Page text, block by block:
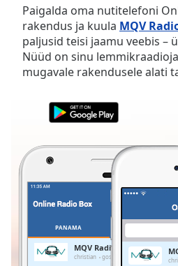
Skip
Backward
Skip
Forward
Mute
Current
Duration-:-
0.00%
Stream
TypeLIVE
Seek to
LIVE
Remaining
Paigalda oma nutitelefoni
rakendus ja kuula MQV
paljusid teisi jaamu veebis –
Nüüd on sinu
mugavale rakendusele alati
PANAMA
MQV Radio
christian gospel religious